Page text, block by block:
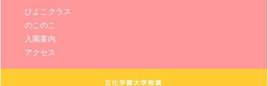
ひよこクラス
のこのこ
入園案内
アクセス